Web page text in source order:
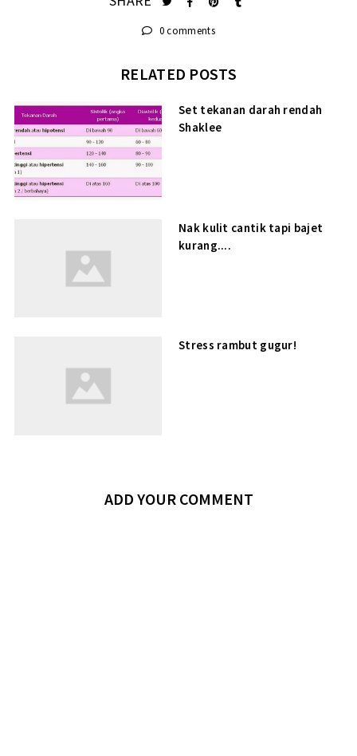
0 comments
RELATED POSTS
Set tekanan darah rendah
Shaklee
Nak kulit cantik tapi bajet
kurang....
Stress rambut gugur!
ADD YOUR COMMENT